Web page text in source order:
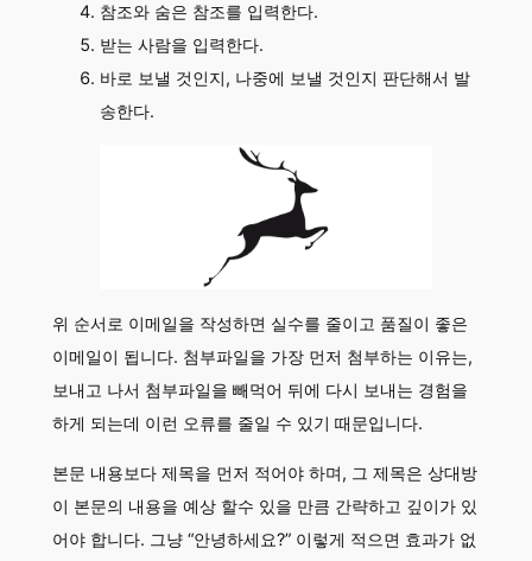
참조와 숨은 참조를 입력한다.
받는 사람을 입력한다.
바로 보낼 것인지, 나중에 보낼 것인지 판단해서 발
송한다.
위 순서로 이메일을 작성하면 실수를 줄이고 품질이 좋은
이메일이 됩니다. 첨부파일을 가장 먼저 첨부하는 이유는,
보내고 나서 첨부파일을 빼먹어 뒤에 다시 보내는 경험을
하게 되는데 이런 오류를 줄일 수 있기 때문입니다.
본문 내용보다 제목을 먼저 적어야 하며, 그 제목은 상대방
이 본문의 내용을 예상 할수 있을 만큼 간략하고 깊이가 있
어야 합니다. 그냥 “안녕하세요?” 이렇게 적으면 효과가 없